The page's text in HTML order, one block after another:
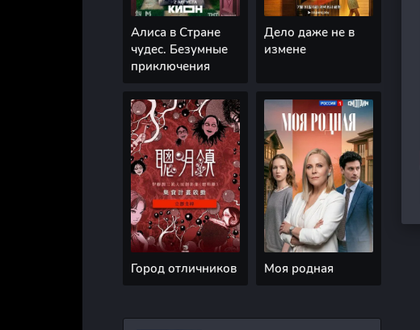
Алиса в Стране
чудес. Безумные
приключения
Дело даже не в
измене
Город отличников Моя родная